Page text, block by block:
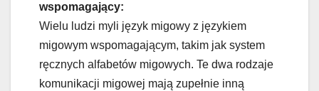
wspomagający:
Wielu ludzi myli język migowy z językiem
migowym wspomagającym, takim jak system
ręcznych alfabetów migowych. Te dwa rodzaje
komunikacji migowej mają zupełnie inną